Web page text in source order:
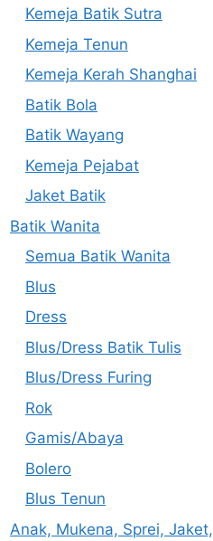
Kemeja Batik Sutra
Kemeja Tenun
Kemeja Kerah Shanghai
Batik Bola
Batik Wayang
Kemeja Pejabat
Jaket Batik
Batik Wanita
Semua Batik Wanita
Blus
Dress
Blus/Dress Batik Tulis
Blus/Dress Furing
Rok
Gamis/Abaya
Bolero
Blus Tenun
Anak, Mukena, Sprei, Jaket,